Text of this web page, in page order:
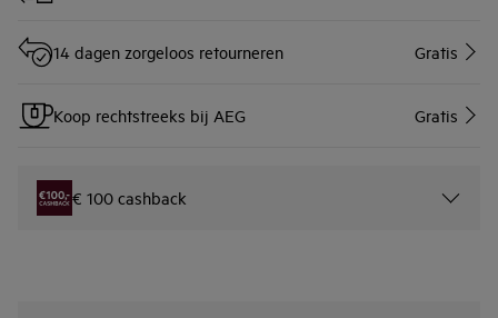
14 dagen zorgeloos retourneren Gratis
Koop rechtstreeks bij AEG Gratis
€ 100 cashback